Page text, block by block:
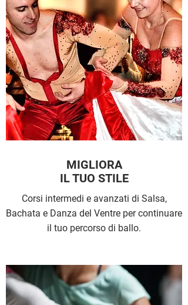
MIGLIORA
IL TUO STILE
Corsi intermedi e avanzati di Salsa,
Bachata e Danza del Ventre per continuare
il tuo percorso di ballo.